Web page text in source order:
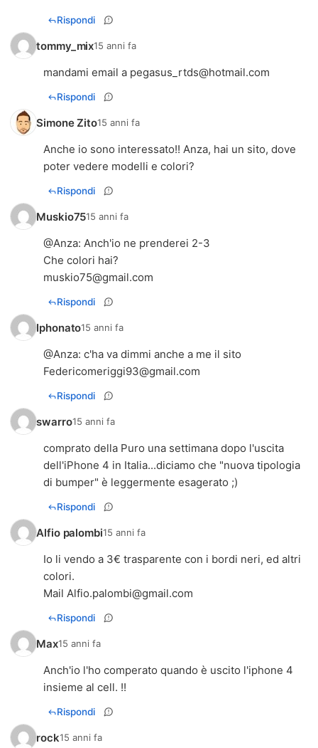
Rispondi
tommy_mix15 anni fa
mandami email a pegasus_rtds@hotmail.com
Rispondi
Simone Zito15 anni fa
Anche io sono interessato!! Anza, hai un sito, dove
poter vedere modelli e colori?
Rispondi
Muskio7515 anni fa
@Anza: Anch'io ne prenderei 2-3
muskio75@gmail.com
Rispondi
Iphonato15 anni fa
@Anza: c'ha va dimmi anche a me il sito
Federicomeriggi93@gmail.com
Rispondi
swarro15 anni fa
comprato della Puro una settimana dopo l'uscita
dell'iPhone 4 in Italia...diciamo che "nuova tipologia
di bumper" è leggermente esagerato ;)
Rispondi
Alfio palombi15 anni fa
Io li vendo a 3€ trasparente con i bordi neri, ed altri
colori.
Mail Alfio.palombi@gmail.com
Rispondi
Max15 anni fa
Anch'io l'ho comperato quando è uscito l'iphone 4
insieme al cell. !!
Rispondi
rock15 anni fa